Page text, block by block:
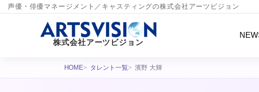
声優・俳優マネージメント／キャスティングの株式会社アーツビジョン
株式会社アーツビジョン
HOME タレント一覧 濱野 大輝